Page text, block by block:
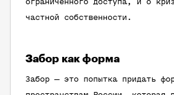
ограниченного доступа, и о
частной собственности.
Забор как форма
Забор — это попытка придать